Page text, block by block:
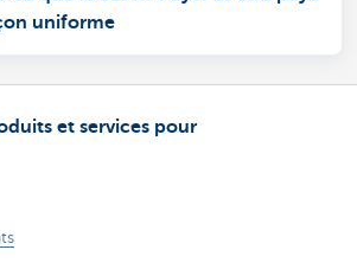
uniforme
et services pour